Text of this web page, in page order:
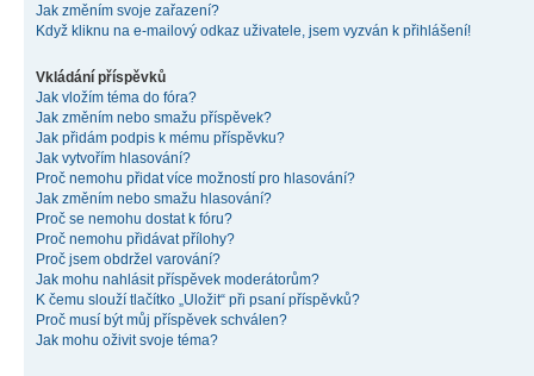
Jak změním svoje zařazení?
Když kliknu na e-mailový odkaz uživatele, jsem vyzván k přihlášení!
Vkládání příspěvků
Jak vložím téma do fóra?
Jak změním nebo smažu příspěvek?
Jak přidám podpis k mému příspěvku?
Jak vytvořím hlasování?
Proč nemohu přidat více možností pro hlasování?
Jak změním nebo smažu hlasování?
Proč se nemohu dostat k fóru?
Proč nemohu přidávat přílohy?
Proč jsem obdržel varování?
Jak mohu nahlásit příspěvek moderátorům?
K čemu slouží tlačítko „Uložit“ při psaní příspěvků?
Proč musí být můj příspěvek schválen?
Jak mohu oživit svoje téma?